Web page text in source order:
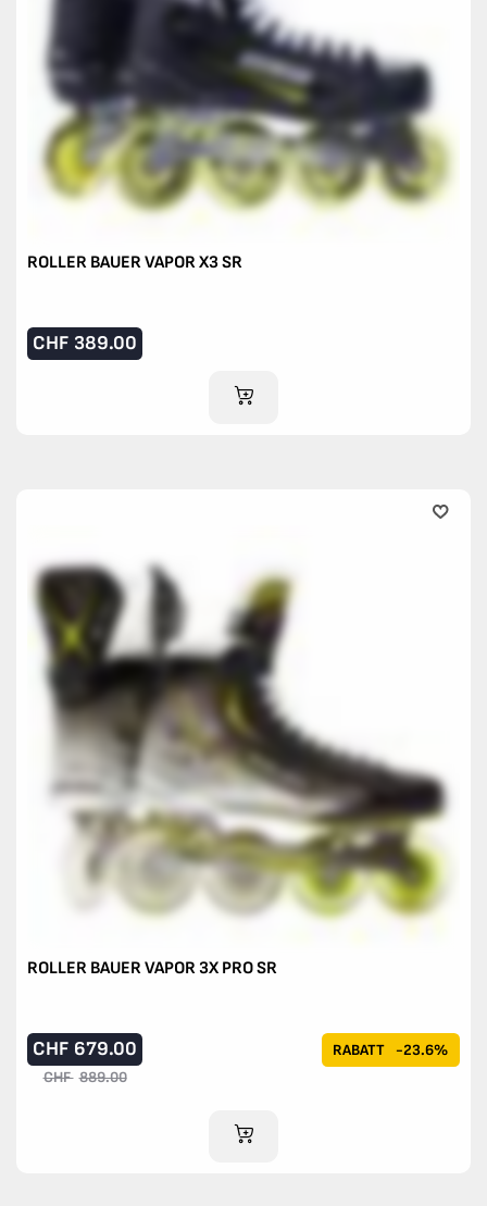
ROLLER BAUER VAPOR X3 SR
CHF 389.00
IM WARENKORB
ROLLER BAUER VAPOR 3X PRO SR
RABATT -23.6%
CHF 679.00
CHF 889.00
IM WARENKORB